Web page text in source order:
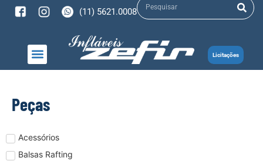
(11) 5621.0008
Licitações
Peças
Acessórios
Balsas Rafting